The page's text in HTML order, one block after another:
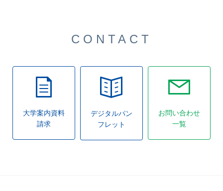
CONTACT
大学案内資料
請求
デジタルパン
フレット
お問い合わせ
一覧